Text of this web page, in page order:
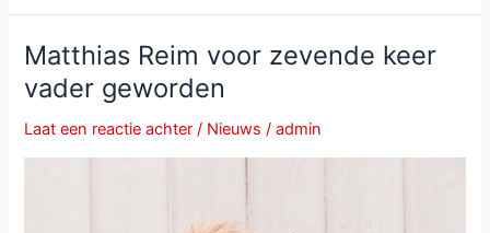
–
Mein
Leben
ist
Rock
Matthias Reim voor zevende keer
vader geworden
Laat een reactie achter / Nieuws /admin